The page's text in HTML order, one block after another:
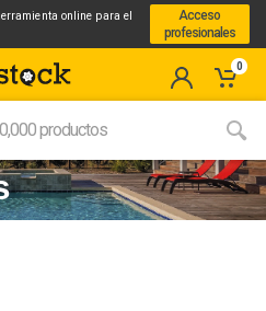
online para el
Acceso
profesionales
0